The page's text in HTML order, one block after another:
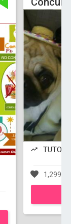
TUTO
1,299